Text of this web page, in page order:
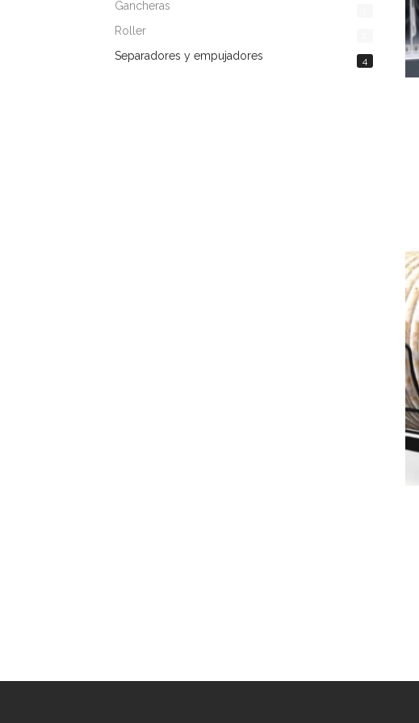
Gancheras
Roller
Separadores y empujadores 4